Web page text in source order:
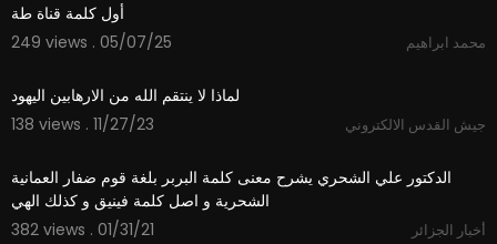
أول كلمة قناة طة
249 views . 05/07/25
محمد ابراهيم
لماذا لا ينتقم الله من الارهابين اليهود
138 views . 11/27/23
جيش القدس الالكتروني
الدكتور علي الشحري يشرح معنى كلمة البربر بلغة قوم ضفار العمانية
الشحرية و اصل كلمة فينيق و كذلك الهي
382 views . 01/31/21
أخبار الجزائر